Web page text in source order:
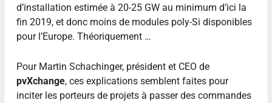
d’installation estimée à 20-25 GW au minimum d’ici la
fin 2019, et donc moins de modules poly-Si disponibles
pour l’Europe. Théoriquement …
Pour Martin Schachinger, président et CEO de
pvXchange, ces explications semblent faites pour
inciter les porteurs de projets à passer des commandes